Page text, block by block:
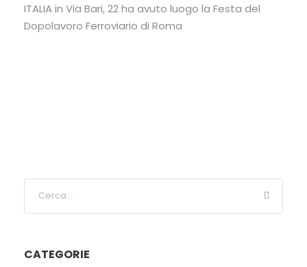
ITALIA in Via Bari, 22 ha avuto luogo la Festa del
Dopolavoro Ferroviario di Roma
CATEGORIE